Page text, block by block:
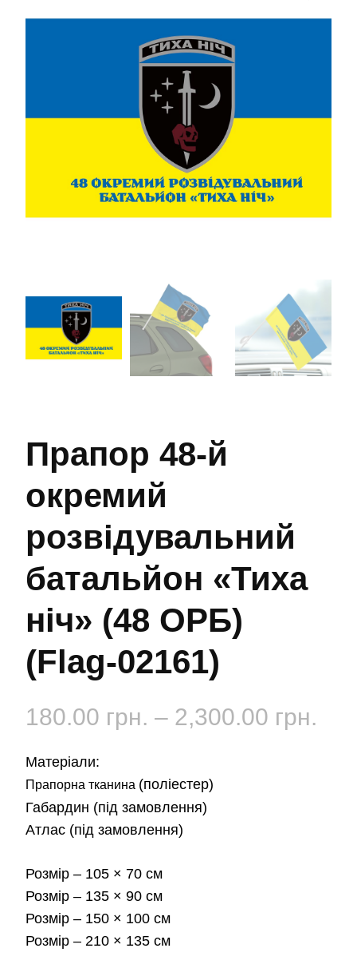
Прапор 48-й
окремий
розвідувальний
батальйон «Тиха
ніч» (48 ОРБ)
(Flag-02161)
180.00 грн. – 2,300.00 грн.
Матеріали:
Прапорна тканина (поліестер)
Габардин (під замовлення)
Атлас (під замовлення)
Розмір – 105 × 70 см
Розмір – 135 × 90 см
Розмір – 150 × 100 см
Розмір – 210 × 135 см